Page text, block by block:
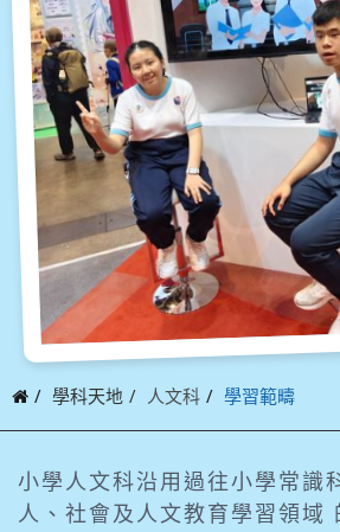
學科天地 人文科 學習範疇
小學人文科沿用過往小學常識
人、社會及人文教育學習領域